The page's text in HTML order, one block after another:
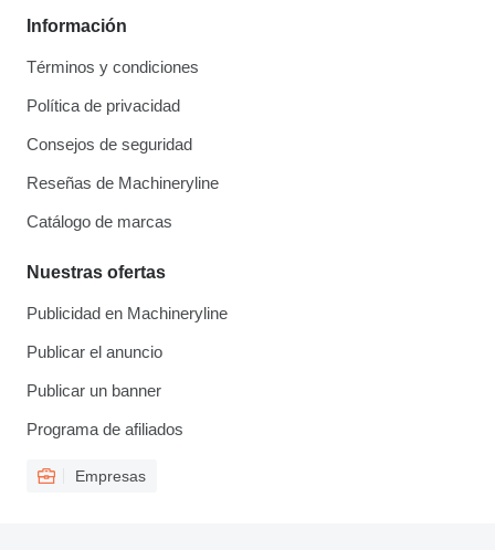
Información
Términos y condiciones
Política de privacidad
Consejos de seguridad
Reseñas de Machineryline
Catálogo de marcas
Nuestras ofertas
Publicidad en Machineryline
Publicar el anuncio
Publicar un banner
Programa de afiliados
Empresas